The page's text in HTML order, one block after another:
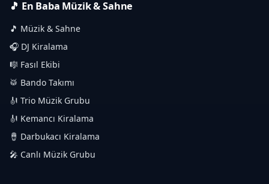
🎵 En Baba Müzik & Sahne
🎵 Müzik & Sahne
🎧 DJ Kiralama
🎼 Fasıl Ekibi
🥁 Bando Takımı
🎻 Trio Müzik Grubu
🎻 Kemancı Kiralama
🪘 Darbukacı Kiralama
🎤 Canlı Müzik Grubu